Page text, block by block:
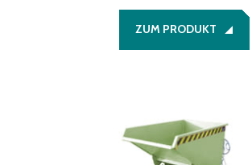
ZUM PRODUKT